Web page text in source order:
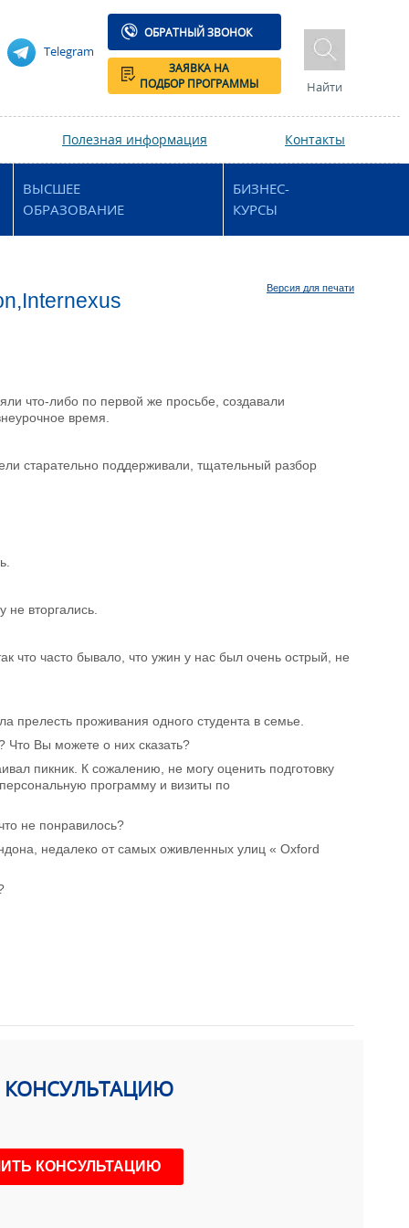
Telegram
ОБРАТНЫЙ ЗВОНОК
ЗАЯВКА НА
ПОДБОР ПРОГРАММЫ
Найти
Полезная информация Контакты
ВЫСШЕЕ
ОБРАЗОВАНИЕ
БИЗНЕС-
КУРСЫ
Версия для печати
что-либо по первой же просьбе, создавали
время.
старательно поддерживали, тщательный разбор
вторгались.
что часто бывало, что ужин у нас был очень острый, не
прелесть проживания одного студента в семье.
Что Вы можете о них сказать?
пикник. К сожалению, не могу оценить подготовку
программу и визиты по
не понравилось?
недалеко от самых оживленных улиц « Oxford
КОНСУЛЬТАЦИЮ